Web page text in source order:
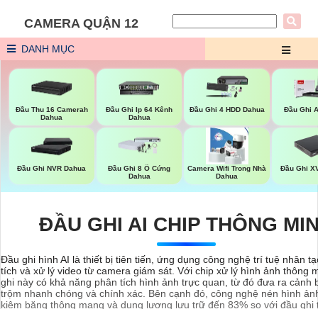
CAMERA QUẬN 12
DANH MỤC
Đầu Thu 16 Camerah
Dahua
Đầu Ghi Ip 64 Kênh
Dahua
Đầu Ghi 4 HDD Dahua Đầu Ghi
Đầu Ghi NVR Dahua
Đầu Ghi 8 Ổ Cứng
Dahua
Camera Wifi Trong Nhà
Dahua
Đầu Ghi
ĐẦU GHI AI CHIP THÔNG
Đầu ghi hình AI là thiết bị tiên tiến, ứng dụng công nghệ trí tuệ nhân
tích và xử lý video từ camera giám sát. Với chip xử lý hình ảnh thông
ghi này có khả năng phân tích hình ảnh trực quan, từ đó đưa ra cảnh
trộm nhanh chóng và chính xác. Bên cạnh đó, công nghệ nén hình
kiệm băng thông mạng và dung lượng lưu trữ đến 83% so với đầu ghi